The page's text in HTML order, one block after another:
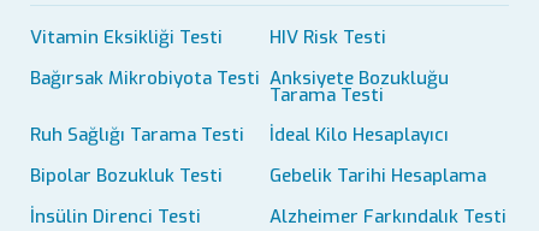
Vitamin Eksikliği Testi
HIV Risk Testi
Bağırsak Mikrobiyota Testi Anksiyete Bozukluğu
Tarama Testi
Ruh Sağlığı Tarama Testi
İdeal Kilo Hesaplayıcı
Bipolar Bozukluk Testi
Gebelik Tarihi Hesaplama
İnsülin Direnci Testi
Alzheimer Farkındalık Testi